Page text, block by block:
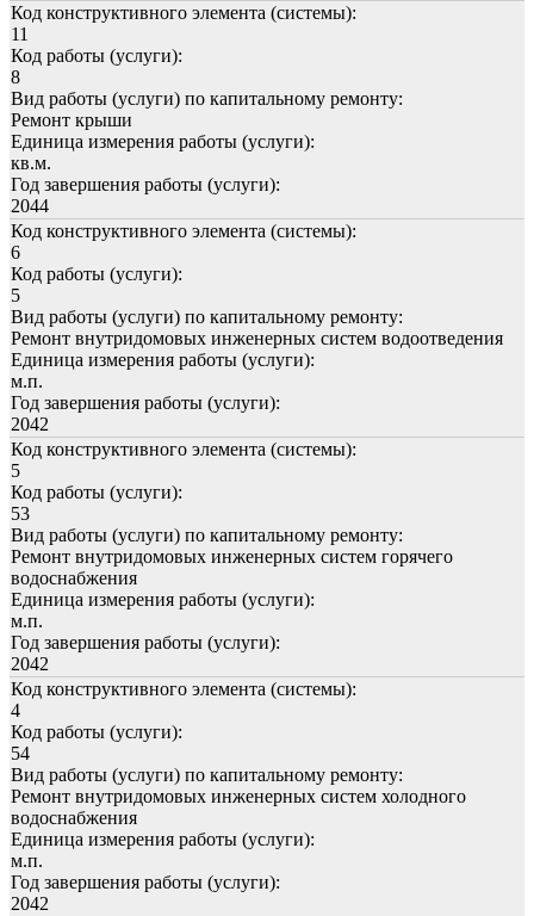
Код конструктивного элемента (системы):
11
Код работы (услуги):
8
Вид работы (услуги) по капитальному ремонту:
Ремонт крыши
Единица измерения работы (услуги):
кв.м.
Год завершения работы (услуги):
2044
Код конструктивного элемента (системы):
6
Код работы (услуги):
5
Вид работы (услуги) по капитальному ремонту:
Ремонт внутридомовых инженерных систем водоотведения
Единица измерения работы (услуги):
м.п.
Год завершения работы (услуги):
2042
Код конструктивного элемента (системы):
5
Код работы (услуги):
53
Вид работы (услуги) по капитальному ремонту:
Ремонт внутридомовых инженерных систем горячего
водоснабжения
Единица измерения работы (услуги):
м.п.
Год завершения работы (услуги):
2042
Код конструктивного элемента (системы):
4
Код работы (услуги):
54
Вид работы (услуги) по капитальному ремонту:
Ремонт внутридомовых инженерных систем холодного
водоснабжения
Единица измерения работы (услуги):
м.п.
Год завершения работы (услуги):
2042